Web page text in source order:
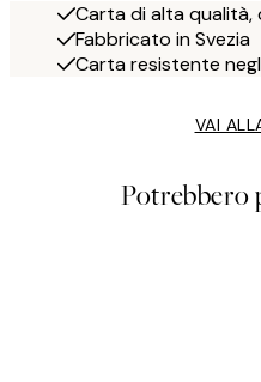
Carta di alta qualità,
Fabbricato in Svezia
Carta resistente
VAI
Potrebbero